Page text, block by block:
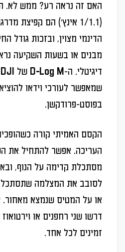
האם זה נראה רע? ממש לא.
(1/1.1 אינץ') הם קפיצת
הדינמי מצוין, ובזכות גודל
מבנים או בשעות השקיעה
דיגיטלי. ה-D-Log M
שמאפשר לעורכי וידאו
בפוסט-פרודקשן.
הקסם האמיתי קורה
העריכה. אפשר להתחיל את
לסובב את המצלמה
או על המטיס שנמצא מאחור.
דרשו שני רחפנים או
זמינים לכל אחד.